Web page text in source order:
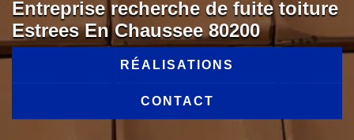
Entreprise recherche de fuite toiture
Estrees En Chaussee 80200
RÉALISATIONS
CONTACT